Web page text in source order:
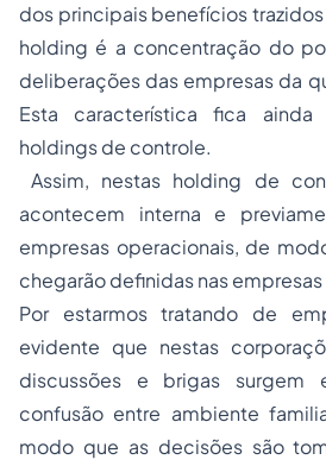
dos principais benefícios
holding é a concentração do
deliberações das empresas da
Esta característica fica
holdings de controle.
Assim, nestas holding de
acontecem interna e
empresas operacionais, de
chegarão definidas nas
Por estarmos tratando de
evidente que nestas
discussões e brigas surgem
confusão entre ambiente
modo que as decisões são